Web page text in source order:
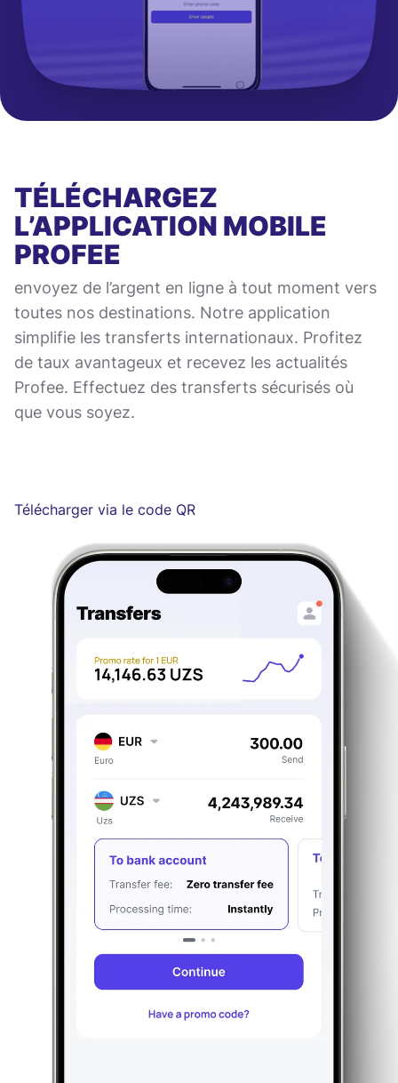
TÉLÉCHARGEZ
L’APPLICATION MOBILE
PROFEE
envoyez de l’argent en ligne à tout moment vers
toutes nos destinations. Notre application
simplifie les transferts internationaux. Profitez
de taux avantageux et recevez les actualités
Profee. Effectuez des transferts sécurisés où
que vous soyez.
Télécharger via le code QR